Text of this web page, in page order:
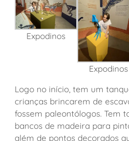
Expodinos
Expodinos
Logo no início, tem um
crianças brincarem de
fossem paleontólogos. Tem
bancos de madeira para
além de pontos decorados